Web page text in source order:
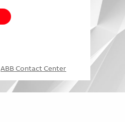
ABB Contact Center